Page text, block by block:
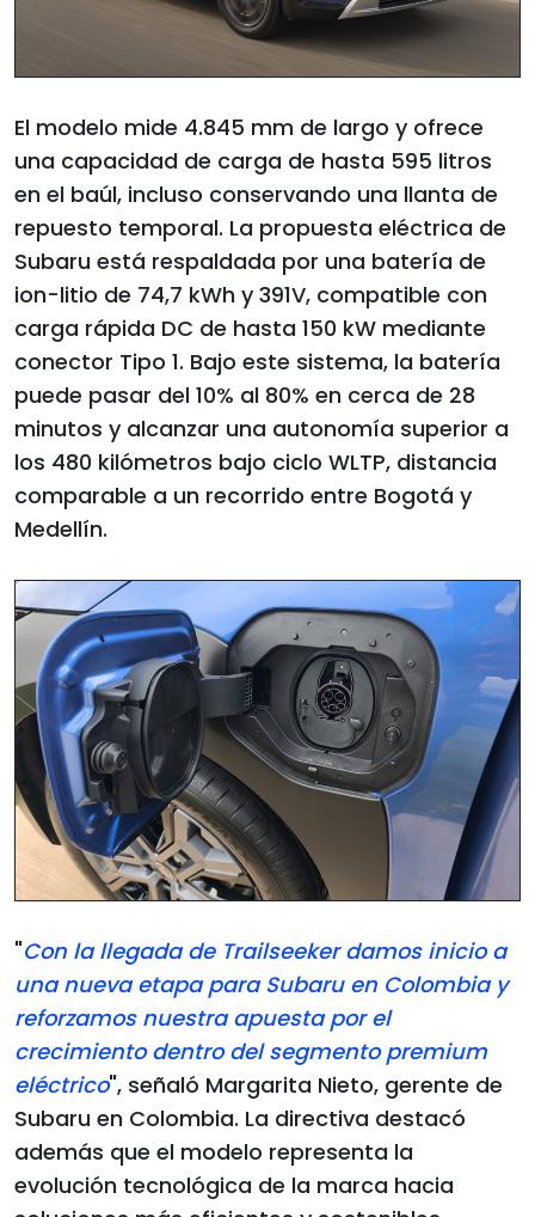
El modelo mide 4.845 mm de largo y ofrece
una capacidad de carga de hasta 595 litros
en el baúl, incluso conservando una llanta de
repuesto temporal. La propuesta eléctrica de
Subaru está respaldada por una batería de
ion-litio de 74,7 kWh y 391V, compatible con
carga rápida DC de hasta 150 kW mediante
conector Tipo 1. Bajo este sistema, la batería
puede pasar del 10% al 80% en cerca de 28
minutos y alcanzar una autonomía superior a
los 480 kilómetros bajo ciclo WLTP, distancia
comparable a un recorrido entre Bogotá y
Medellín.
"Con la llegada de Trailseeker damos inicio a
una nueva etapa para Subaru en Colombia y
reforzamos nuestra apuesta por el
crecimiento dentro del segmento premium
eléctrico", señaló Margarita Nieto, gerente de
Subaru en Colombia. La directiva destacó
además que el modelo representa la
evolución tecnológica de la marca hacia